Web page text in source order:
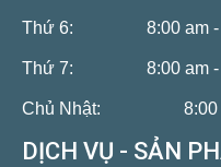
Thứ 6: 8:00 am
Thứ 7: 8:00 am
Chủ Nhật: 8:00
DỊCH VỤ - SẢN